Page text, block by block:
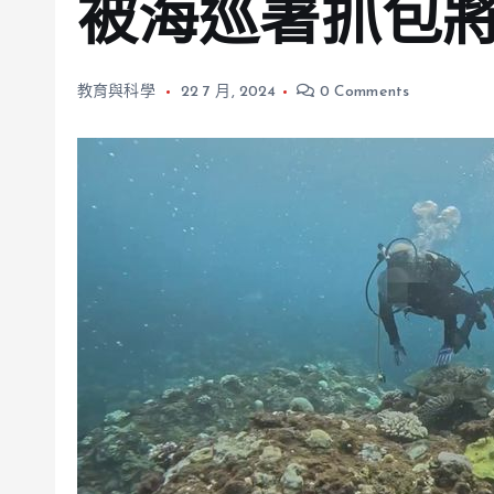
被海巡署抓包
教育與科學 22 7 月, 2024 0 Comments